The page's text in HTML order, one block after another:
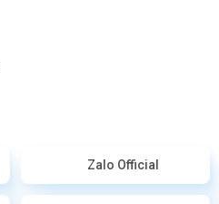
Zalo Official